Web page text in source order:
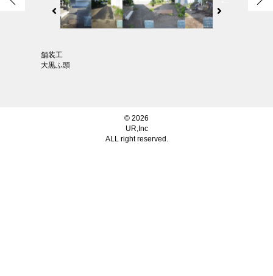
舗装工
大黒ふ頭
© 2026
UR,Inc
ALL right reserved.